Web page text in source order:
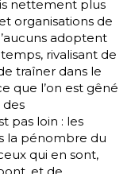
nettement plus
organisations de
adoptent
rivalisant de
traîner dans le
que l’on est gêné
des
pas loin : les
la pénombre du
qui en sont,